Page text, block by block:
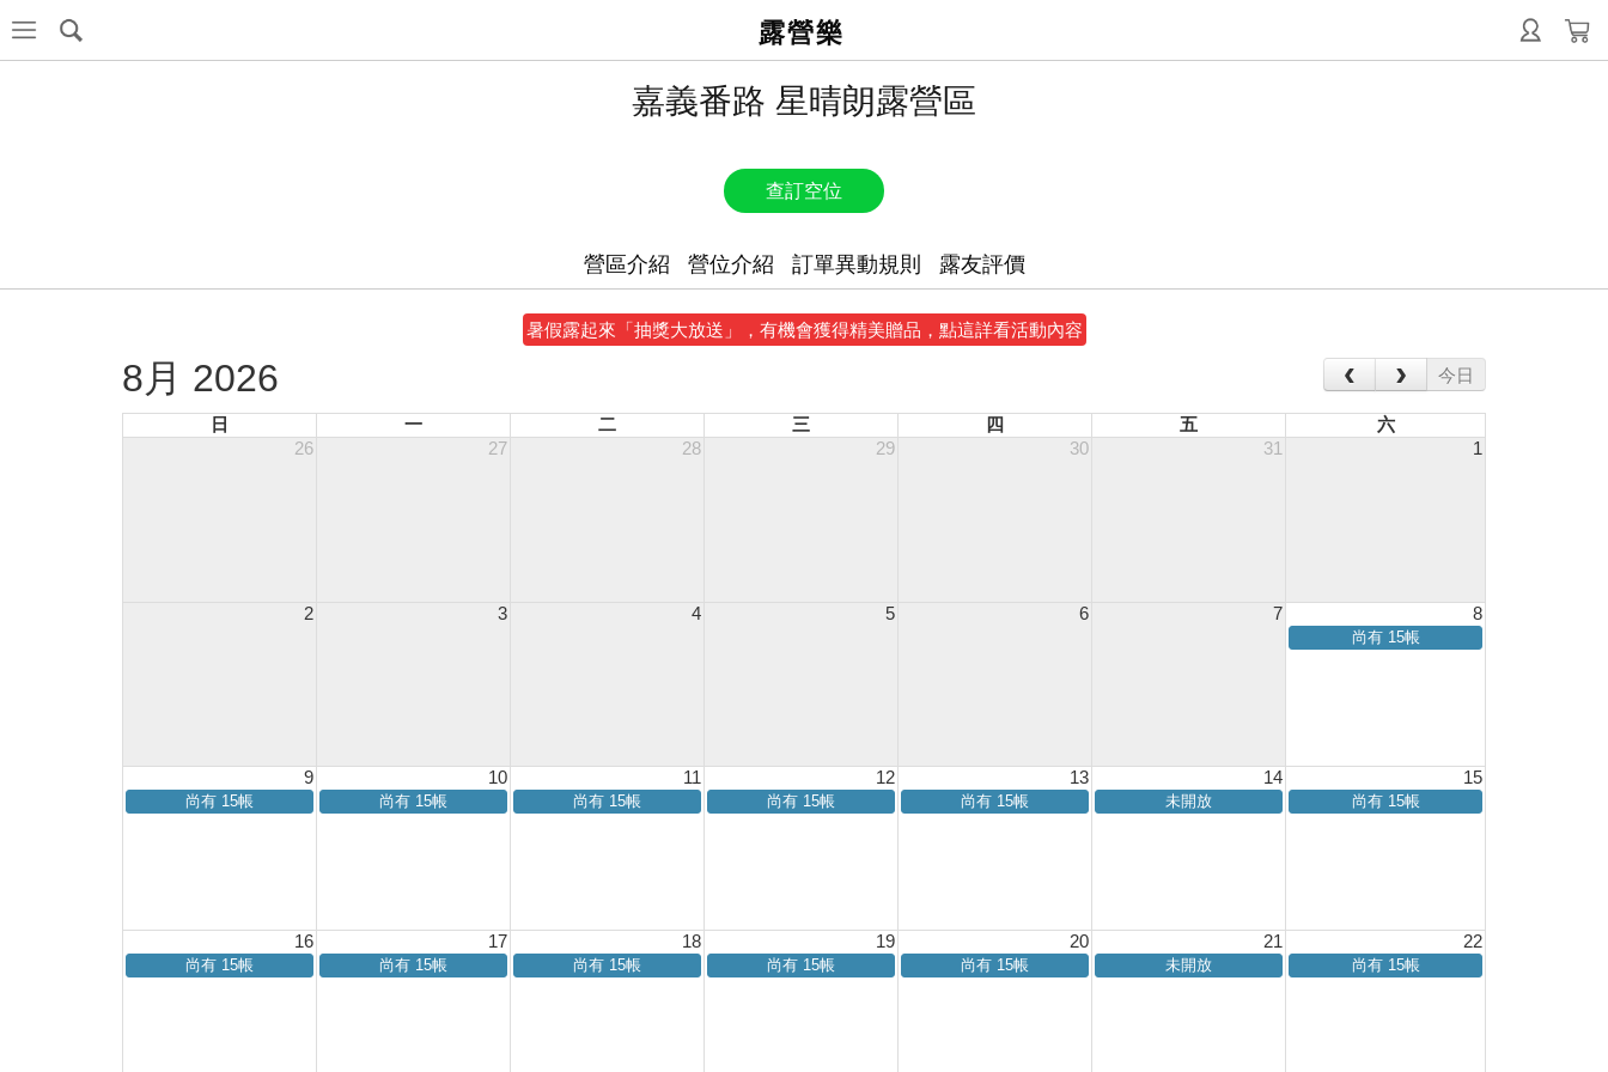
露營樂
嘉義番路 星晴朗露營區
查訂空位
營區介紹 營位介紹 訂單異動規則 露友評價
暑假露起來「抽獎大放送」，有機會獲得精美贈品，點這詳看活動內容
8月 2026 ‹ › 今日
尚有 15帳
尚有 15帳 尚有 15帳 尚有 15帳 尚有 15帳 尚有 15帳 未開放 尚有 15帳
尚有 15帳 尚有 15帳 尚有 15帳 尚有 15帳 尚有 15帳 未開放 尚有 15帳
日 一 二 三 四 五
六
26
27 28 29 30 31 1
2 3 4 5 6 7 8
9 10 11 12 13 14 15
16 17 18 19 20 21 22